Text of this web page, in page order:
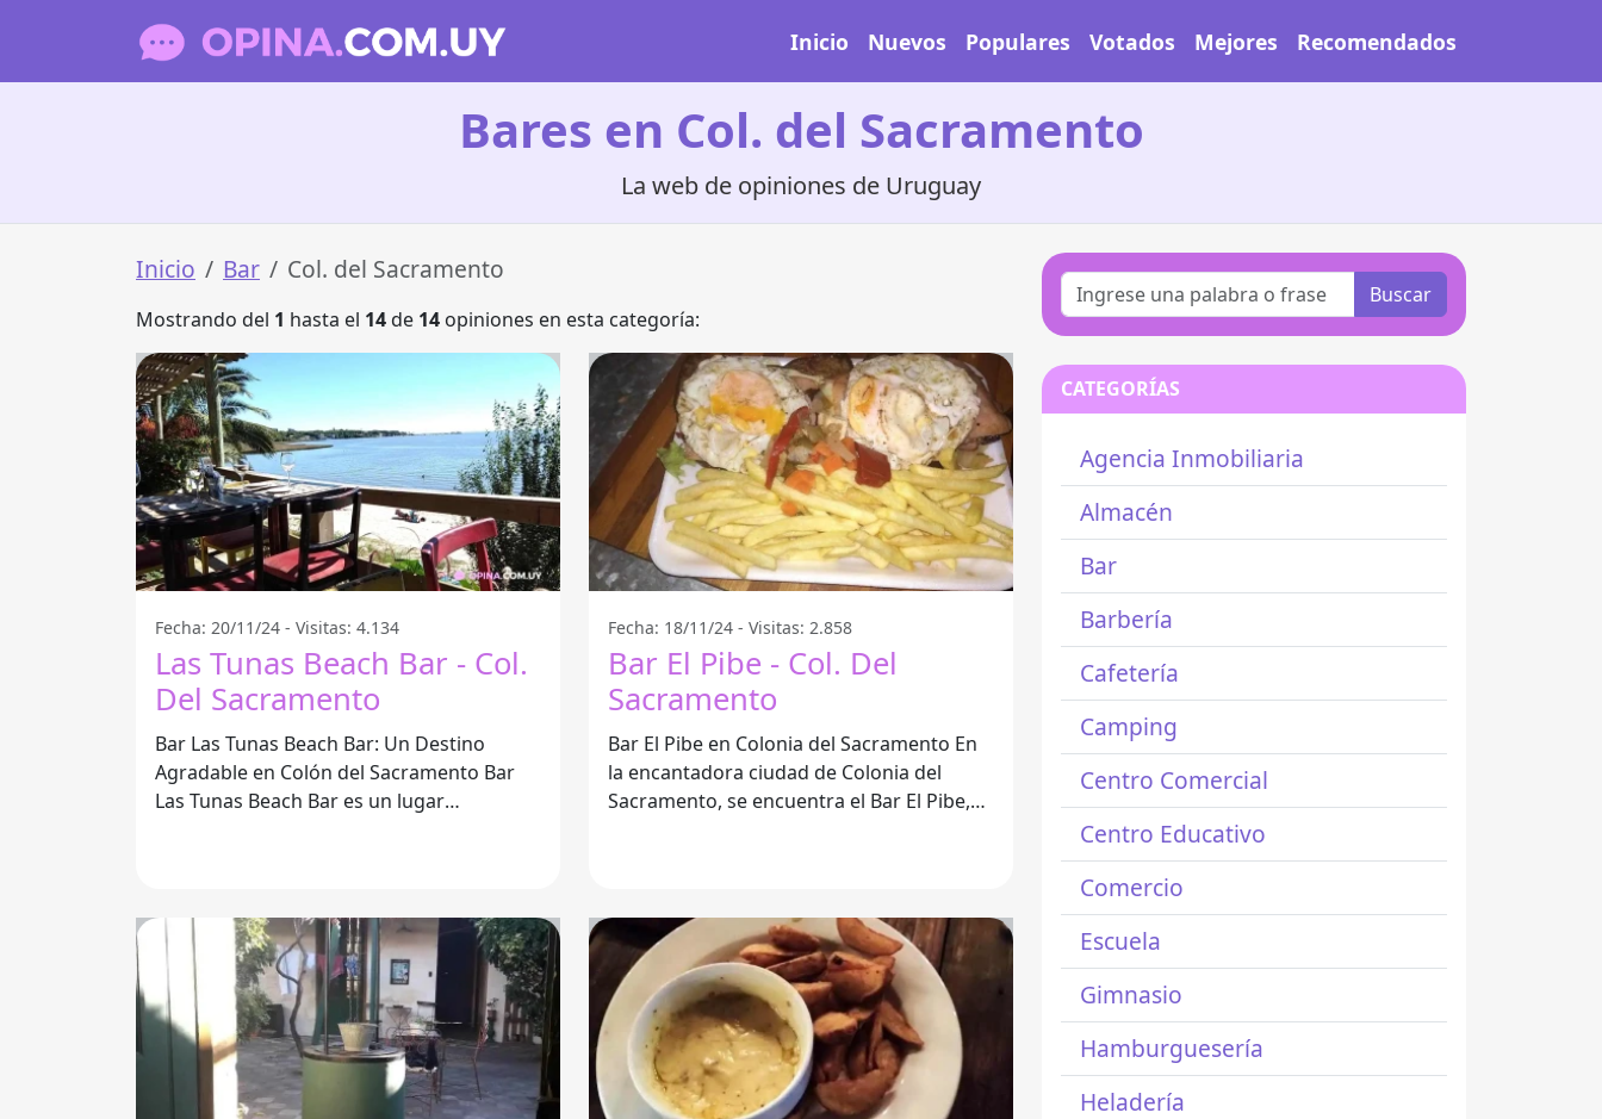
Inicio Nuevos Populares Votados Mejores Recomendados
Bares en Col. del Sacramento
La web de opiniones de Uruguay
Inicio Bar Col. del Sacramento
Mostrando del 1 hasta el 14de 14 opiniones en esta categoría:
Fecha: 20/11/24 - Visitas: 4.134
Las Tunas Beach Bar - Col.
Del Sacramento
Bar Las Tunas Beach Bar: Un Destino
Agradable en Colón del Sacramento Bar
Las Tunas Beach Bar es un lugar
Fecha: 18/11/24 - Visitas: 2.858
Bar El Pibe - Col. Del
Sacramento
Bar El Pibe en Colonia del Sacramento En
la encantadora ciudad de Colonia del
Sacramento, se encuentra el Bar El Pibe,
Buscar
CATEGORÍAS
Agencia Inmobiliaria
Almacén
Bar
Barbería
Cafetería
Camping
Centro Comercial
Centro Educativo
Comercio
Escuela
Gimnasio
Hamburguesería
Heladería